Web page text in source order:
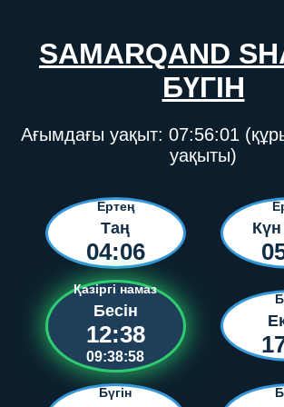
SAMARQAND
БҮГІН
Ағымдағы уақыт: 07:56:01
уақыты)
Ертең
Таң
04:06
Қазіргі намаз
Бесін
12:38
09:38:58
Бүгін